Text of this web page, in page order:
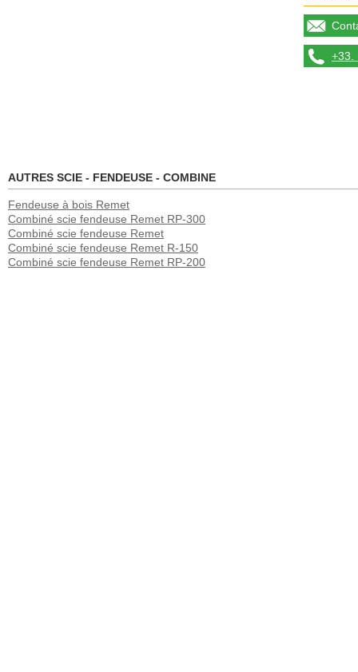
+33.
AUTRES SCIE - FENDEUSE - COMBINE
Fendeuse à bois Remet
Combiné scie fendeuse Remet RP-300
Combiné scie fendeuse Remet
Combiné scie fendeuse Remet R-150
Combiné scie fendeuse Remet RP-200